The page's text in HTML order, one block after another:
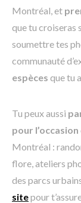
Montréal, et
que tu croiseras
soumettre tes
communauté
espèces que tu
Tu peux aussi
pour l’occasion
Montréal :
flore, ateliers
des parcs
sitepour